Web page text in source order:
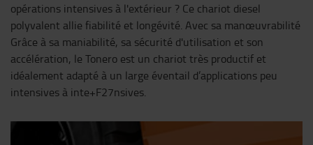
opérations intensives à l'extérieur ? Ce chariot diesel
polyvalent allie fiabilité et longévité. Avec sa manœuvrabilité
Grâce à sa maniabilité, sa sécurité d'utilisation et son
accélération, le Tonero est un chariot très productif et
idéalement adapté à un large éventail d’applications peu
intensives à inte+F27nsives.